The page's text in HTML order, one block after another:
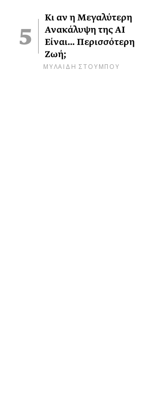
Κι αν η Μεγαλύτερη
Ανακάλυψη της AI
Είναι… Περισσότερη
Ζωή;
ΜΥΛΑΙΔΗ ΣΤΟΥΜΠΟΥ